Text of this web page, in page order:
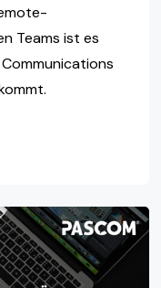
Teams ist es